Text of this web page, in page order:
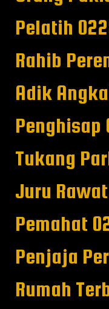
Pelatih
Rahib
Adik
Penghisap
Tukang
Juru
Pemahat
Penjaja
Rumah